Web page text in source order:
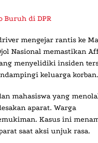
Buruh di DPR
mengejar rantis ke
Nasional memastikan
menyelidiki insiden
keluarga korban.
mahasiswa yang
aparat. Warga
Kasus ini
saat aksi unjuk rasa.